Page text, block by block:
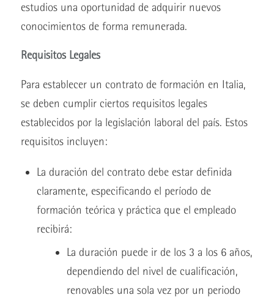
estudios una oportunidad de adquirir nuevos
conocimientos de forma remunerada.
Requisitos Legales
Para establecer un contrato de formación en Italia,
se deben cumplir ciertos requisitos legales
establecidos por la legislación laboral del país. Estos
requisitos incluyen:
La duración del contrato debe estar definida
claramente, especificando el período de
formación teórica y práctica que el empleado
recibirá:
La duración puede ir de los 3 a los 6 años,
dependiendo del nivel de cualificación,
renovables una sola vez por un periodo